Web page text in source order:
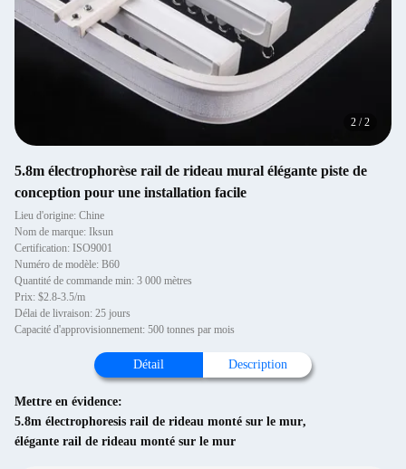
2 /2
5.8m électrophorèse rail de rideau mural élégante piste de
conception pour une installation facile
Lieu d'origine: Chine
Nom de marque: Iksun
Certification: ISO9001
Numéro de modèle: B60
Quantité de commande min: 3 000 mètres
Prix: $2.8-3.5/m
Délai de livraison: 25 jours
Capacité d'approvisionnement: 500 tonnes par mois
Détail Description
Mettre en évidence:
5.8m électrophoresis rail de rideau monté sur le mur,
élégante rail de rideau monté sur le mur